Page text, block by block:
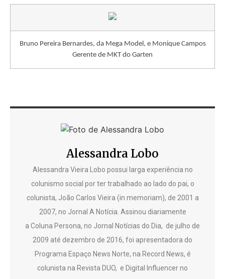
Bruno Pereira Bernardes, da Mega Model, e Monique Campos
Gerente de MKT do Garten
Alessandra Lobo
Alessandra Vieira Lobo possui larga experiência no
colunismo social por ter trabalhado ao lado do pai, o
colunista, João Carlos Vieira (in memoriam), de 2001 a
2007, no Jornal A Notícia. Assinou diariamente
a Coluna Persona, no Jornal Notícias do Dia, de julho de
2009 até dezembro de 2016, foi apresentadora do
Programa Espaço News Norte, na Record News, é
colunista na Revista DUO, e Digital Influencer no